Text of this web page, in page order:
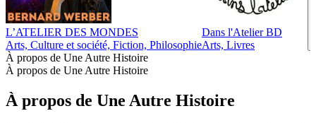
L’ATELIER DES MONDES
Arts, Culture et société, Fiction, Philosophie
Dans l'Atelier BD
Arts, Livres
À propos de Une Autre Histoire
À propos de Une Autre Histoire
À propos de Une Autre Histoire